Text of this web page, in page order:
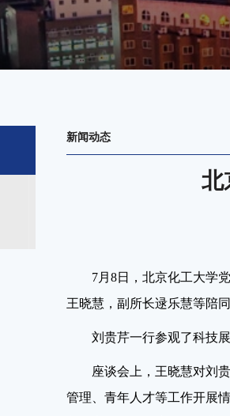
新闻动态
北
7月8日，北京化工大学
王晓慧，副所长逯乐慧等陪同
刘贵芹一行参观了科技
座谈会上，王晓慧对刘
管理、青年人才等工作开展